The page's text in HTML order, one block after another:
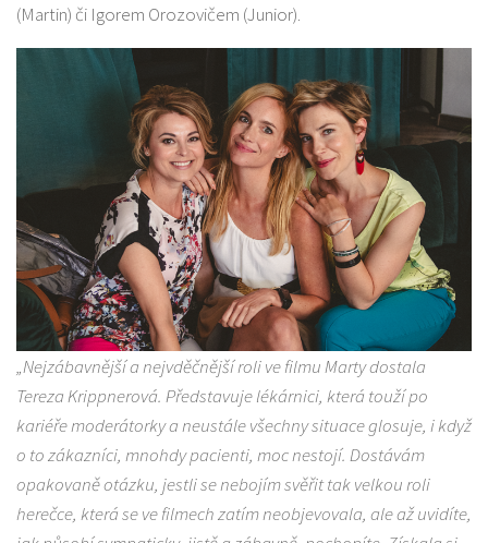
(Martin) či Igorem Orozovičem (Junior).
„Nejzábavnější a nejvděčnější roli ve filmu Marty dostala
Tereza Krippnerová. Představuje lékárnici, která touží po
kariéře moderátorky a neustále všechny situace glosuje, i když
o to zákazníci, mnohdy pacienti, moc nestojí. Dostávám
opakovaně otázku, jestli se nebojím svěřit tak velkou roli
herečce, která se ve filmech zatím neobjevovala, ale až uvidíte,